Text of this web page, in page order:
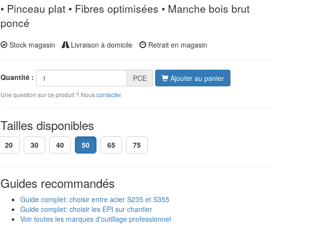
• Pinceau plat • Fibres optimisées • Manche bois brut
poncé
Stock magasin Livraison à domicile Retrait en magasin
Quantité : PCE Ajouter au panier
Une question sur ce produit ? Nouscontacter.
Tailles disponibles
20 30 40 50 65 75
Guides recommandés
Guide complet: choisir entre acier S235 et S355
Guide complet: choisir les EPI sur chantier
Voir toutes les marques d'outillage professionnel